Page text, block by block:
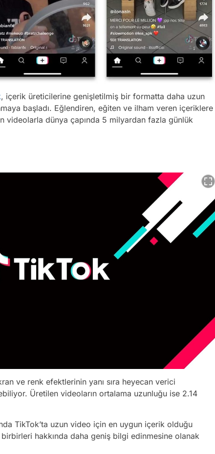
, içerik üreticilerine genişletilmiş bir formatta daha uzun
başladı. Eğlendiren, eğiten ve ilham veren içeriklere
videolarla dünya çapında 5 milyardan fazla günlük
ve renk efektlerinin yanı sıra heyecan verici
Üretilen videoların ortalama uzunluğu ise 2.14
TikTok’ta uzun video için en uygun içerik olduğu
hakkında daha geniş bilgi edinmesine olanak